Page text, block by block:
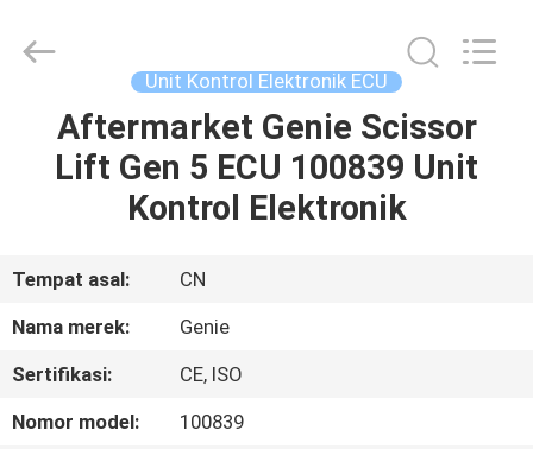
RUMAH
VIDEO
KAMI
Unit Kontrol Elektronik ECU
Aftermarket Genie Scissor
Lift Gen 5 ECU 100839 Unit
Kontrol Elektronik
Tempat asal:
CN
Nama merek:
Genie
Sertifikasi:
CE, ISO
Nomor model:
100839